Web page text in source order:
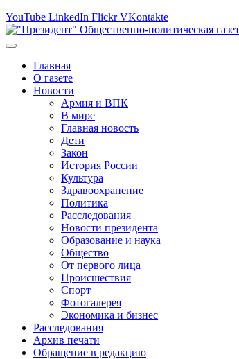
YouTube LinkedIn Flickr VKontakte
Главная
О газете
Новости
Армия и ВПК
В мире
Главная новость
Дети
Закон
История России
Культура
Здравоохранение
Политика
Расследования
Новости президента
Образование и наука
Общество
От первого лица
Происшествия
Спорт
Фотогалерея
Экономика и бизнес
Расследования
Архив печати
Обращение в редакцию